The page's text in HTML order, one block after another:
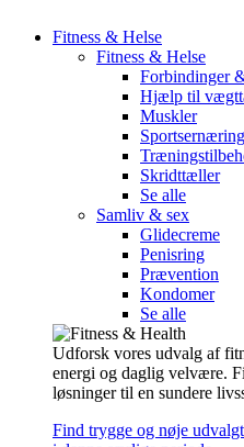
Fitness & Helse
Fitness & Helse
Forbindinger
Hjælp til
Muskler
Skridttæller
Se alle
Samliv & sex
Glidecreme
Penisring
Prævention
Kondomer
Se alle
Udforsk vores udvalg af
energi og daglig velvære.
løsninger til en sundere
Find trygge og nøje